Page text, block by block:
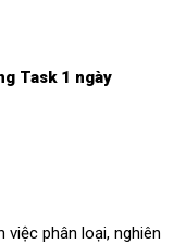
Task 1 ngày
việc phân loại, nghiên